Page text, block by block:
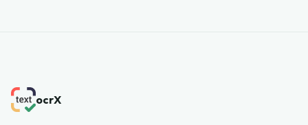
ocrX